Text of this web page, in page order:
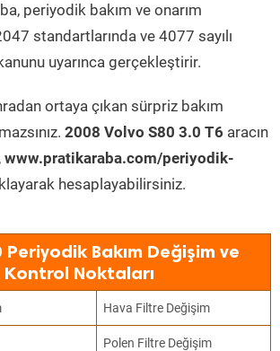
periyodik bakım ve onarım
standartlarında ve 4077 sayılı
uyarınca gerçekleştirir.
ortaya çıkan sürpriz bakım
2008 Volvo S80 3.0 T6 aracın
www.pratikaraba.com/periyodik-
hesaplayabilirsiniz.
Periyodik Bakım Değişim ve
Kontrol Noktaları
Hava Filtre Değişim
Polen Filtre Değişim